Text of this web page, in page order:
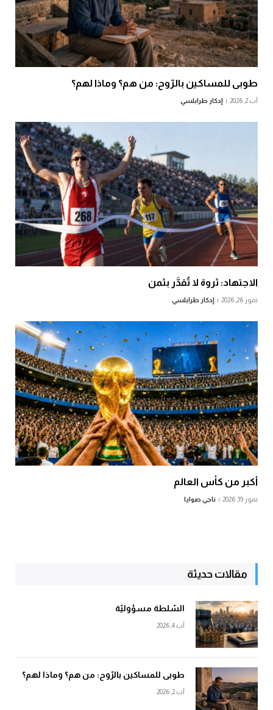
طوبى للمساكين بالرّوح: من هم؟ وماذا لهم؟
آب 2, 2026 إدكار طرابلسي
الاجتهاد: ثروة لا تُقدَّر بثمن
تموز 26, 2026 إدكار طرابلسي
أكبر من كأس العالم
تموز 19, 2026 ناجي صوايا
مقالات حديثة
السّلطة مسؤوليّة
آب 4, 2026
طوبى للمساكين بالرّوح: من هم؟ وماذا لهم؟
آب 2, 2026